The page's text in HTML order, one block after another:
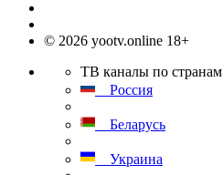
© 2026 yootv.online 18+
ТВ каналы по странам
Россия
Беларусь
Украина